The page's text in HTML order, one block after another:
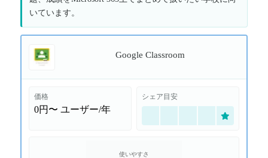
いています。
Google Classroom
価格
0円〜 ユーザー/年
シェア目安
使いやすさ